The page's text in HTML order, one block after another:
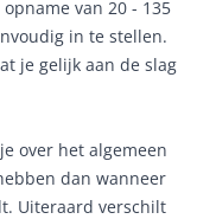
van 20 - 135
in te stellen.
je gelijk aan de slag
over het algemeen
dan wanneer
Uiteraard verschilt